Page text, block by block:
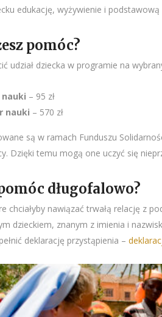
edukację, wyżywienie i
pomóc?
udział dziecka w programie na
nauki – 95 zł
nauki – 570 zł
są w ramach Funduszu
Dzięki temu mogą one uczyć się
długofalowo?
chciałyby nawiązać trwałą relację z
dzieckiem, znanym z imienia i
deklarację przystąpienia –